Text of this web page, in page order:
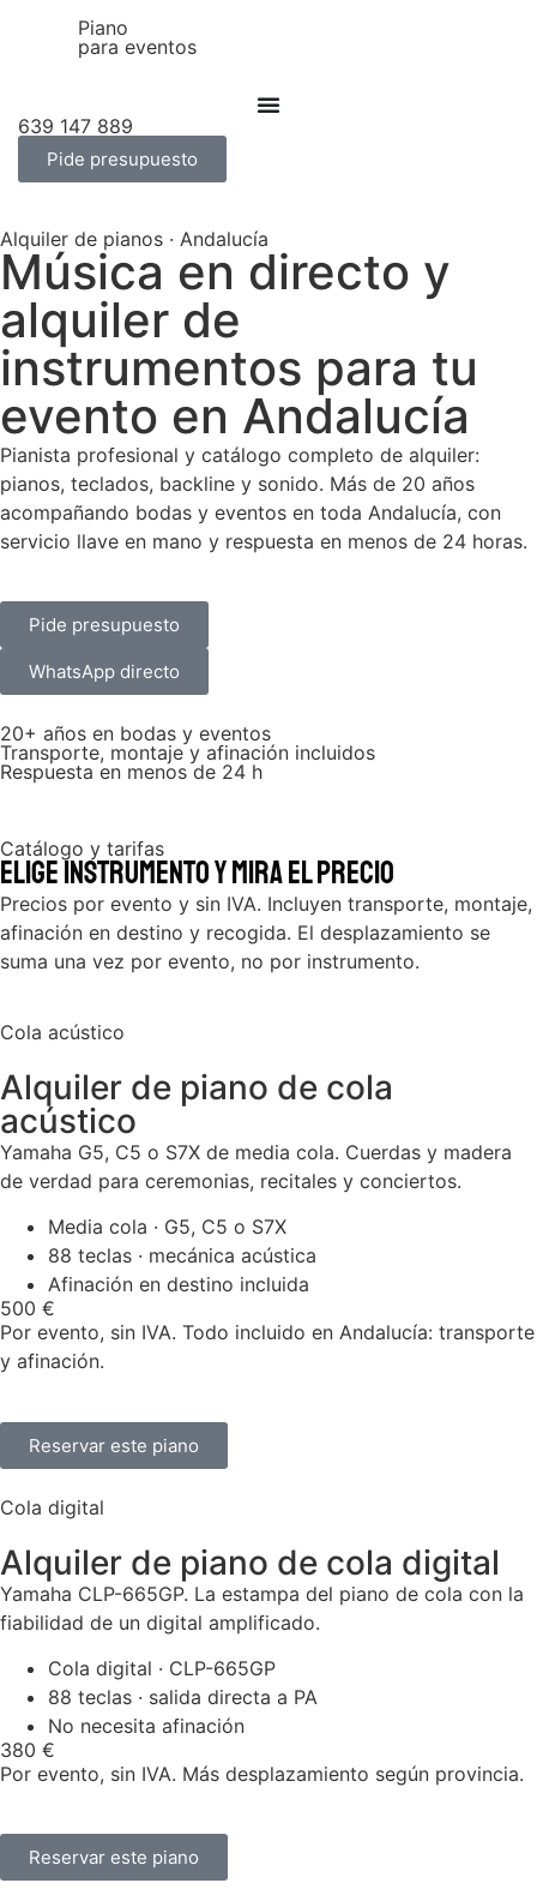
Piano
para eventos
639 147 889
Pide presupuesto
Alquiler de pianos · Andalucía
Música en directo y
alquiler de
instrumentos para tu
evento en Andalucía
Pianista profesional y catálogo completo de alquiler:
pianos, teclados, backline y sonido. Más de 20 años
acompañando bodas y eventos en toda Andalucía, con
servicio llave en mano y respuesta en menos de 24 horas.
Pide presupuesto
WhatsApp directo
20+ años en bodas y eventos
Transporte, montaje y afinación incluidos
Respuesta en menos de 24 h
Catálogo y tarifas
Elige instrumento y mira el precio
Precios por evento y sin IVA. Incluyen transporte, montaje,
afinación en destino y recogida. El desplazamiento se
suma una vez por evento, no por instrumento.
Cola acústico
Alquiler de piano de cola
acústico
Yamaha G5, C5 o S7X de media cola. Cuerdas y madera
de verdad para ceremonias, recitales y conciertos.
Media cola · G5, C5 o S7X
88 teclas · mecánica acústica
Afinación en destino incluida
500 €
Por evento, sin IVA. Todo incluido en Andalucía: transporte
y afinación.
Reservar este piano
Cola digital
Alquiler de piano de cola digital
Yamaha CLP-665GP. La estampa del piano de cola con la
fiabilidad de un digital amplificado.
Cola digital · CLP-665GP
88 teclas · salida directa a PA
No necesita afinación
380 €
Por evento, sin IVA. Más desplazamiento según provincia.
Reservar este piano